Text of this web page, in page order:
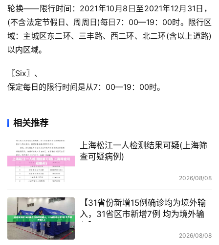
轮换——限行时间：2021年10月8日至2021年12月31日，
(不含法定节假日、周周日)每日7：00—19：00时。限行区
域：主城区东二环、三丰路、西二环、北二环(含以上道路)
以内区域。
〖Six〗、
保定每日的限行时间是从7：00—19：00时。
相关推荐
上海松江一人检测结果可疑(上海筛
查可疑病例)
2026/08/08
【31省份新增15例确诊均为境外输
入，31省区市新增7例 均为境外输
2026/08/08